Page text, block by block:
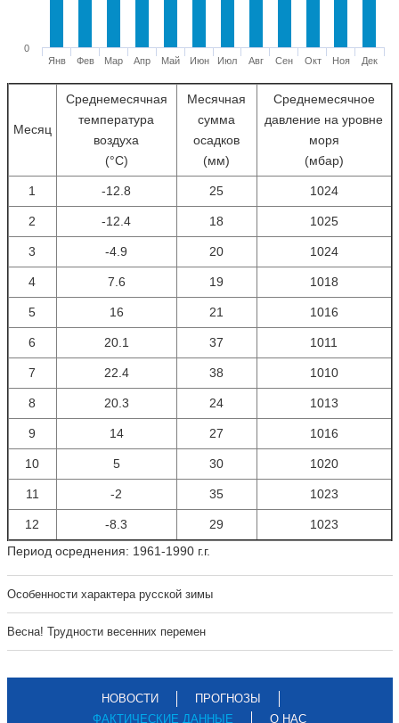
Янв Фев Мар Апр Май Июн Июл Авг Сен Окт Ноя Дек
0
Месяц
Среднемесячная
температура
воздуха
(°С)
Месячная
сумма
осадков
(мм)
Среднемесячное
давление на уровне
моря
(мбар)
1 -12.8 25 1024
2 -12.4 18 1025
3 -4.9 20 1024
4 7.6 19 1018
5 16 21 1016
6 20.1 37 1011
7 22.4 38 1010
8 20.3 24 1013
9 14 27 1016
10 5 30 1020
11 -2 35 1023
12 -8.3 29
1023
Период осреднения: 1961-1990 г.г.
Особенности характера русской зимы
Весна! Трудности весенних перемен
НОВОСТИ
ПРОГНОЗЫ
ФАКТИЧЕСКИЕ ДАННЫЕ
О НАС